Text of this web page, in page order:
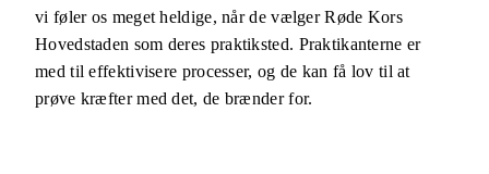
vi føler os meget heldige, når de vælger Røde Kors
Hovedstaden som deres praktiksted. Praktikanterne er
med til effektivisere processer, og de kan få lov til at
prøve kræfter med det, de brænder for.